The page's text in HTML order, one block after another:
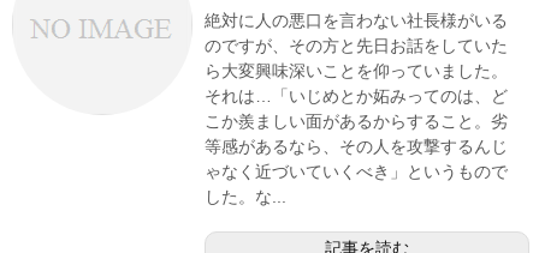
絶対に人の悪口を言わない社長様がいる
のですが、その方と先日お話をしていた
ら大変興味深いことを仰っていました。
それは…「いじめとか妬みってのは、ど
こか羨ましい面があるからすること。劣
等感があるなら、その人を攻撃するんじ
ゃなく近づいていくべき」というもので
した。な...
記事を読む